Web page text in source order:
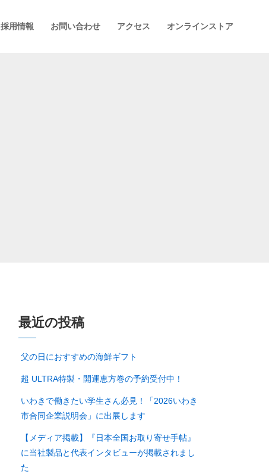
採用情報 お問い合わせ アクセス オンラインストア
最近の投稿
父の日におすすめの海鮮ギフト
超 ULTRA特製・開運恵方巻の予約受付中！
いわきで働きたい学生さん必見！「2026いわき
市合同企業説明会」に出展します
【メディア掲載】『日本全国お取り寄せ手帖』
に当社製品と代表インタビューが掲載されまし
た